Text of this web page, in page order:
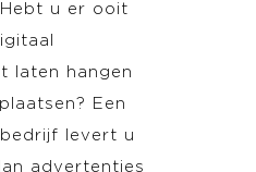
u er ooit
laten hangen
Een
levert u
advertenties